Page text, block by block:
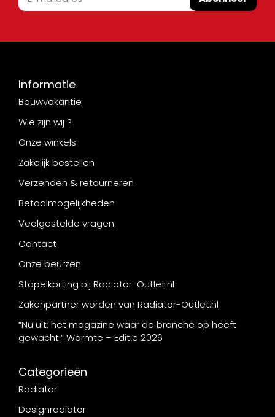
Informatie
Bouwvakantie
Wie zijn wij ?
Onze winkels
Zakelijk bestellen
Verzenden & retourneren
Betaalmogelijkheden
Veelgestelde vragen
Contact
Onze beurzen
Stapelkorting bij Radiator-Outlet.nl
Zakenpartner worden van Radiator-Outlet.nl
“Nu uit: het magazine waar de branche op heeft
gewacht.” Warmte – Editie 2026
Categorieën
Radiator
Designradiator